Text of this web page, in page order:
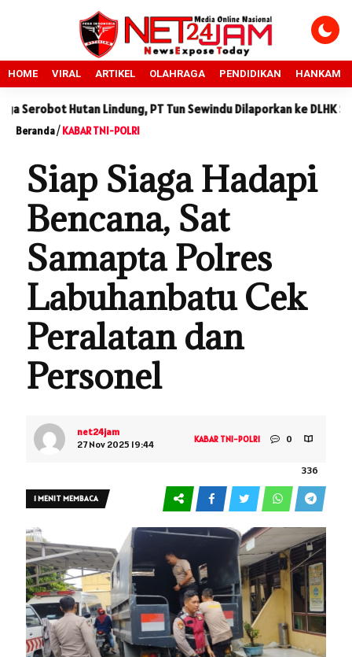
HOME VIRAL ARTIKEL OLAHRAGA PENDIDIKAN HANKAM
Hutan Lindung, PT Tun Sewindu Dilaporkan ke DLHK Sumut
Beranda/KABAR TNI-POLRI
Siap Siaga Hadapi
Bencana, Sat
Samapta Polres
Labuhanbatu Cek
Peralatan dan
Personel
net24jam
27 Nov 2025 19:44
KABAR TNI-POLRI 0
336
1 MENIT MEMBACA